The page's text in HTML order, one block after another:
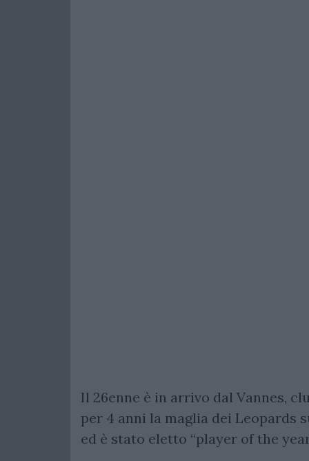
Il 26enne è in arrivo dal Vannes,
per 4 anni la maglia dei Leopards
ed è stato eletto “player of the